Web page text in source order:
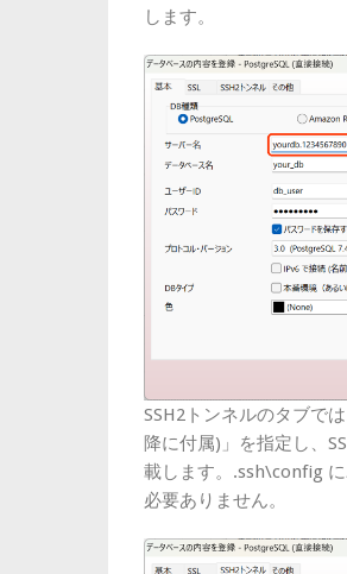
します。
SSH2トンネルのタブで
降に付属)」を指定し、
載します。.ssh\config
必要ありません。